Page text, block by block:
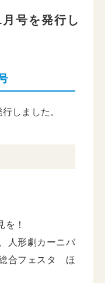
号を発行し
しました。
を！
人形劇カーニバ
合フェスタ ほ